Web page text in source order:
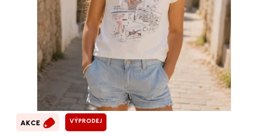
AKCE VÝPRODEJ